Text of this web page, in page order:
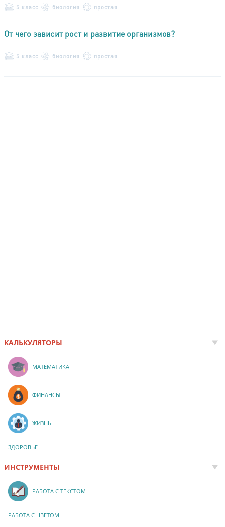
5 класс биология простая
От чего зависит рост и развитие организмов?
5 класс биология простая
КАЛЬКУЛЯТОРЫ
МАТЕМАТИКА
ФИНАНСЫ
ЖИЗНЬ
ЗДОРОВЬЕ
ИНСТРУМЕНТЫ
РАБОТА С ТЕКСТОМ
РАБОТА С ЦВЕТОМ